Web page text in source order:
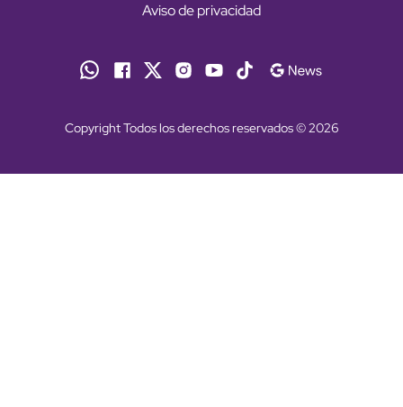
Aviso de privacidad
Copyright Todos los derechos reservados © 2026